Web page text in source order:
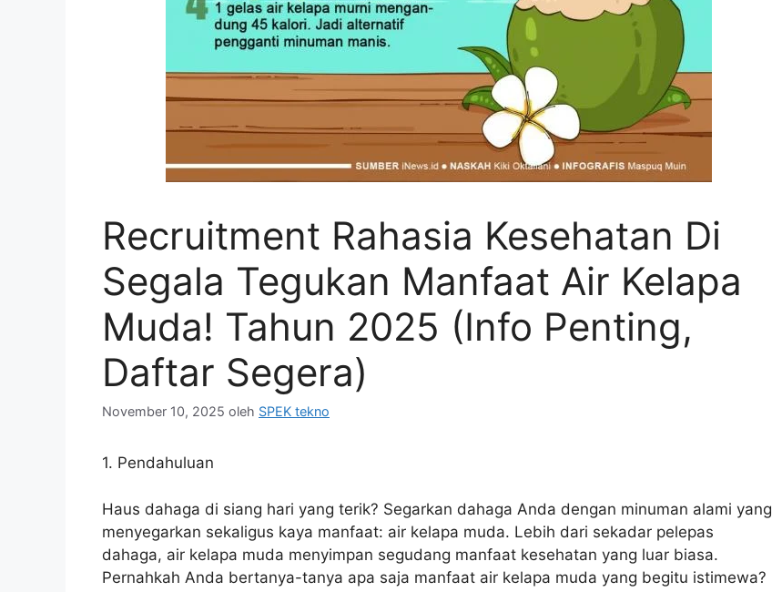
Recruitment Rahasia Kesehatan Di
Segala Tegukan Manfaat Air Kelapa
Muda! Tahun 2025 (Info Penting,
Daftar Segera)
November 10, 2025 oleh SPEK tekno
1. Pendahuluan
Haus dahaga di siang hari yang terik? Segarkan dahaga Anda dengan minuman alami yang
menyegarkan sekaligus kaya manfaat: air kelapa muda. Lebih dari sekadar pelepas
dahaga, air kelapa muda menyimpan segudang manfaat kesehatan yang luar biasa.
Pernahkah Anda bertanya-tanya apa saja manfaat air kelapa muda yang begitu istimewa?